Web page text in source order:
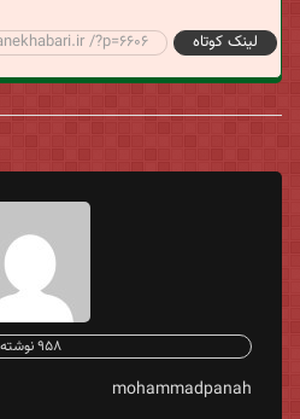
لینک کوتاه /?p=6606
958 نوشته
mohammadpanah